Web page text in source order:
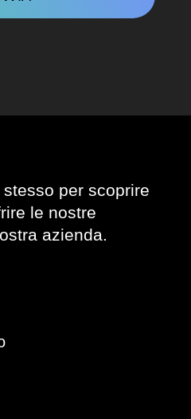
per scoprire
le nostre
azienda.